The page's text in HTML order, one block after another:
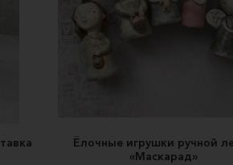
Ёлочные игрушки ручной
«Маскарад»